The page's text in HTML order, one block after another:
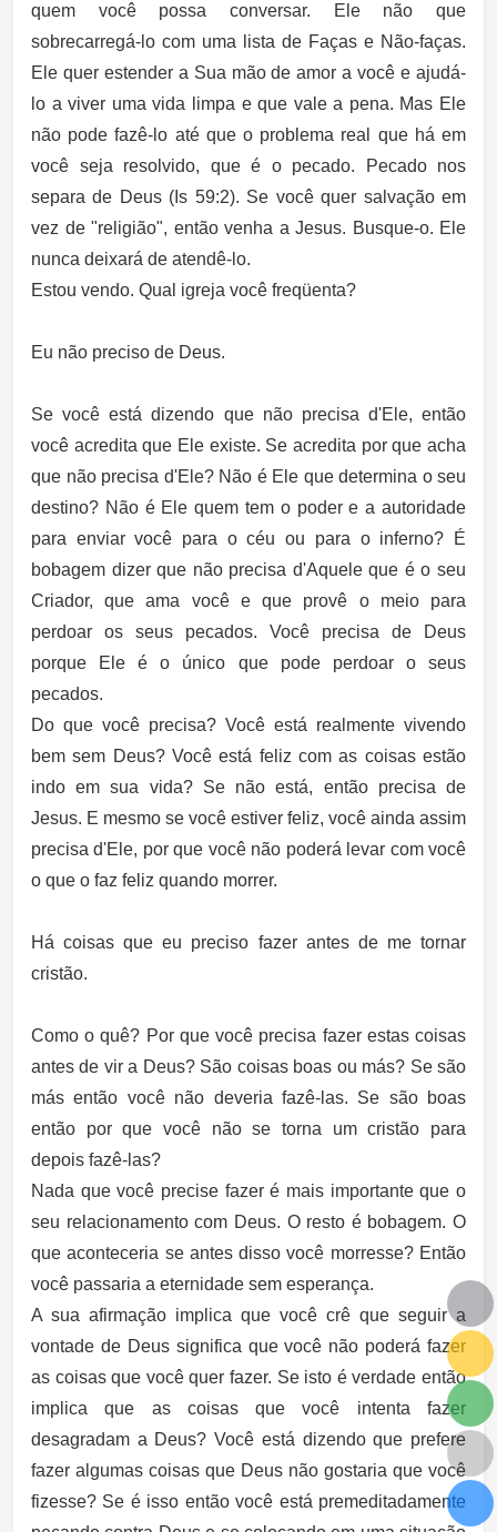
quem você possa conversar. Ele não que
sobrecarregá-lo com uma lista de Faças e Não-faças.
Ele quer estender a Sua mão de amor a você e ajudá-
lo a viver uma vida limpa e que vale a pena. Mas Ele
não pode fazê-lo até que o problema real que há em
você seja resolvido, que é o pecado. Pecado nos
separa de Deus (Is 59:2). Se você quer salvação em
vez de "religião", então venha a Jesus. Busque-o. Ele
nunca deixará de atendê-lo.
Estou vendo. Qual igreja você freqüenta?
Eu não preciso de Deus.
Se você está dizendo que não precisa d'Ele, então
você acredita que Ele existe. Se acredita por que acha
que não precisa d'Ele? Não é Ele que determina o seu
destino? Não é Ele quem tem o poder e a autoridade
para enviar você para o céu ou para o inferno? É
bobagem dizer que não precisa d'Aquele que é o seu
Criador, que ama você e que provê o meio para
perdoar os seus pecados. Você precisa de Deus
porque Ele é o único que pode perdoar o seus
pecados.
Do que você precisa? Você está realmente vivendo
bem sem Deus? Você está feliz com as coisas estão
indo em sua vida? Se não está, então precisa de
Jesus. E mesmo se você estiver feliz, você ainda assim
precisa d'Ele, por que você não poderá levar com você
o que o faz feliz quando morrer.
Há coisas que eu preciso fazer antes de me tornar
cristão.
Como o quê? Por que você precisa fazer estas coisas
antes de vir a Deus? São coisas boas ou más? Se são
más então você não deveria fazê-las. Se são boas
então por que você não se torna um cristão para
depois fazê-las?
Nada que você precise fazer é mais importante que o
seu relacionamento com Deus. O resto é bobagem. O
que aconteceria se antes disso você morresse? Então
você passaria a eternidade sem esperança.
A sua afirmação implica que você crê que seguir a
vontade de Deus significa que você não poderá fazer
as coisas que você quer fazer. Se isto é verdade então
implica que as coisas que você intenta fazer
desagradam a Deus? Você está dizendo que prefere
fazer algumas coisas que Deus não gostaria que você
fizesse? Se é isso então você está premeditadamente